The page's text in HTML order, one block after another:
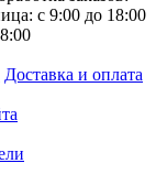
с 9:00 до 18:00
Доставка и оплата